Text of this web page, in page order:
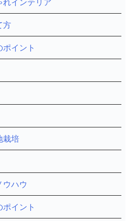
れインテリア
方
イント
栽培
ウハウ
イント